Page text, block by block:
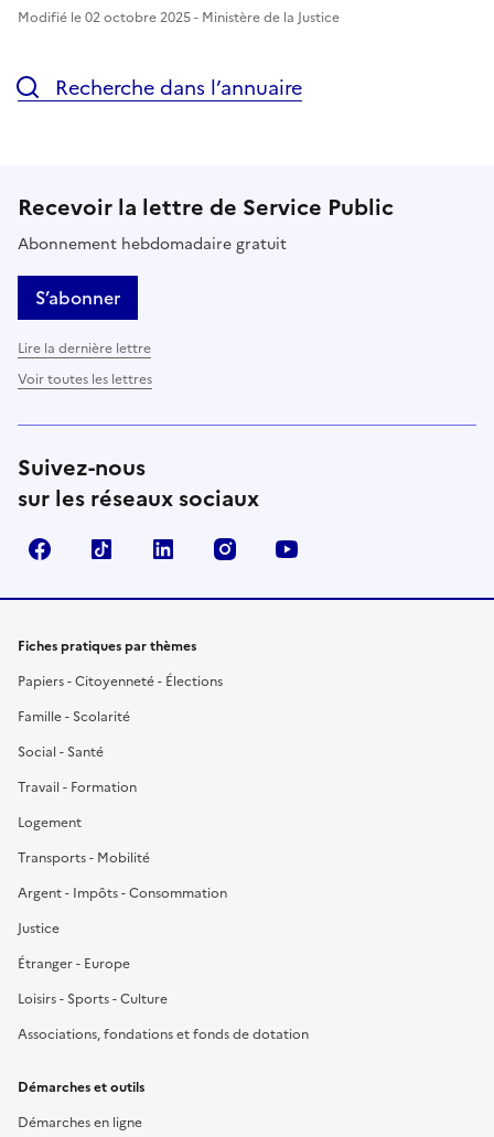
Modifié le 02 octobre 2025 - Ministère de la Justice
Recherche dans l’annuaire
Recevoir la lettre de Service Public
Abonnement hebdomadaire gratuit
S’abonner
Lire la dernière lettre
Voir toutes les lettres
Suivez-nous
sur les réseaux sociaux
FacebookTikTok LinkedIn Instagram
Fiches pratiques par thèmes
Papiers - Citoyenneté - Élections
Famille - Scolarité
Social - Santé
Travail - Formation
Logement
Transports - Mobilité
Argent - Impôts - Consommation
Justice
Étranger - Europe
Loisirs - Sports - Culture
Associations, fondations et fonds de dotation
Démarches et outils
Démarches en ligne